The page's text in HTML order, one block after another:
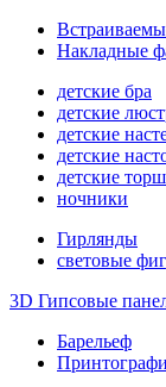
Накладные
детские бра
детские
детские
детские
детские
ночники
Гирлянды
световые
3D Гипсовые
Барельеф